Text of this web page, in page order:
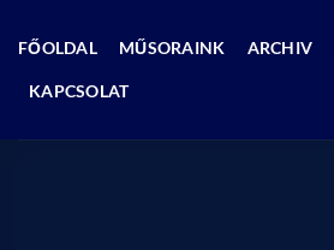
FŐOLDAL MŰSORAINK ARCHIV
KAPCSOLAT